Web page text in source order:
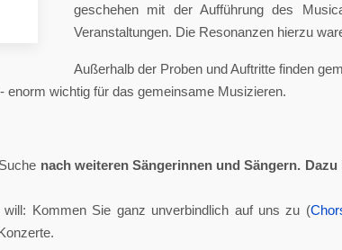
geschehen mit der Aufführung des
Veranstaltungen. Die Resonanzen hierzu
Außerhalb der Proben und Auftritte finden
wichtig für das gemeinsame Musizieren.
nach weiteren Sängerinnen und Sängern.
Kommen Sie ganz unverbindlich auf uns zu (